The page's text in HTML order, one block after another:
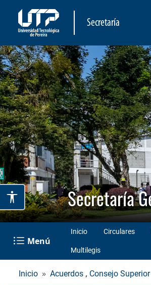
Secretaría
Secretaría
Menú
Inicio Circulares
Multilegis
Inicio Acuerdos , Consejo Superior